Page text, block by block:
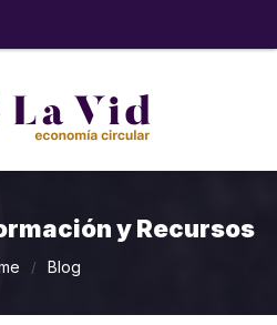
y Recursos
/ Blog